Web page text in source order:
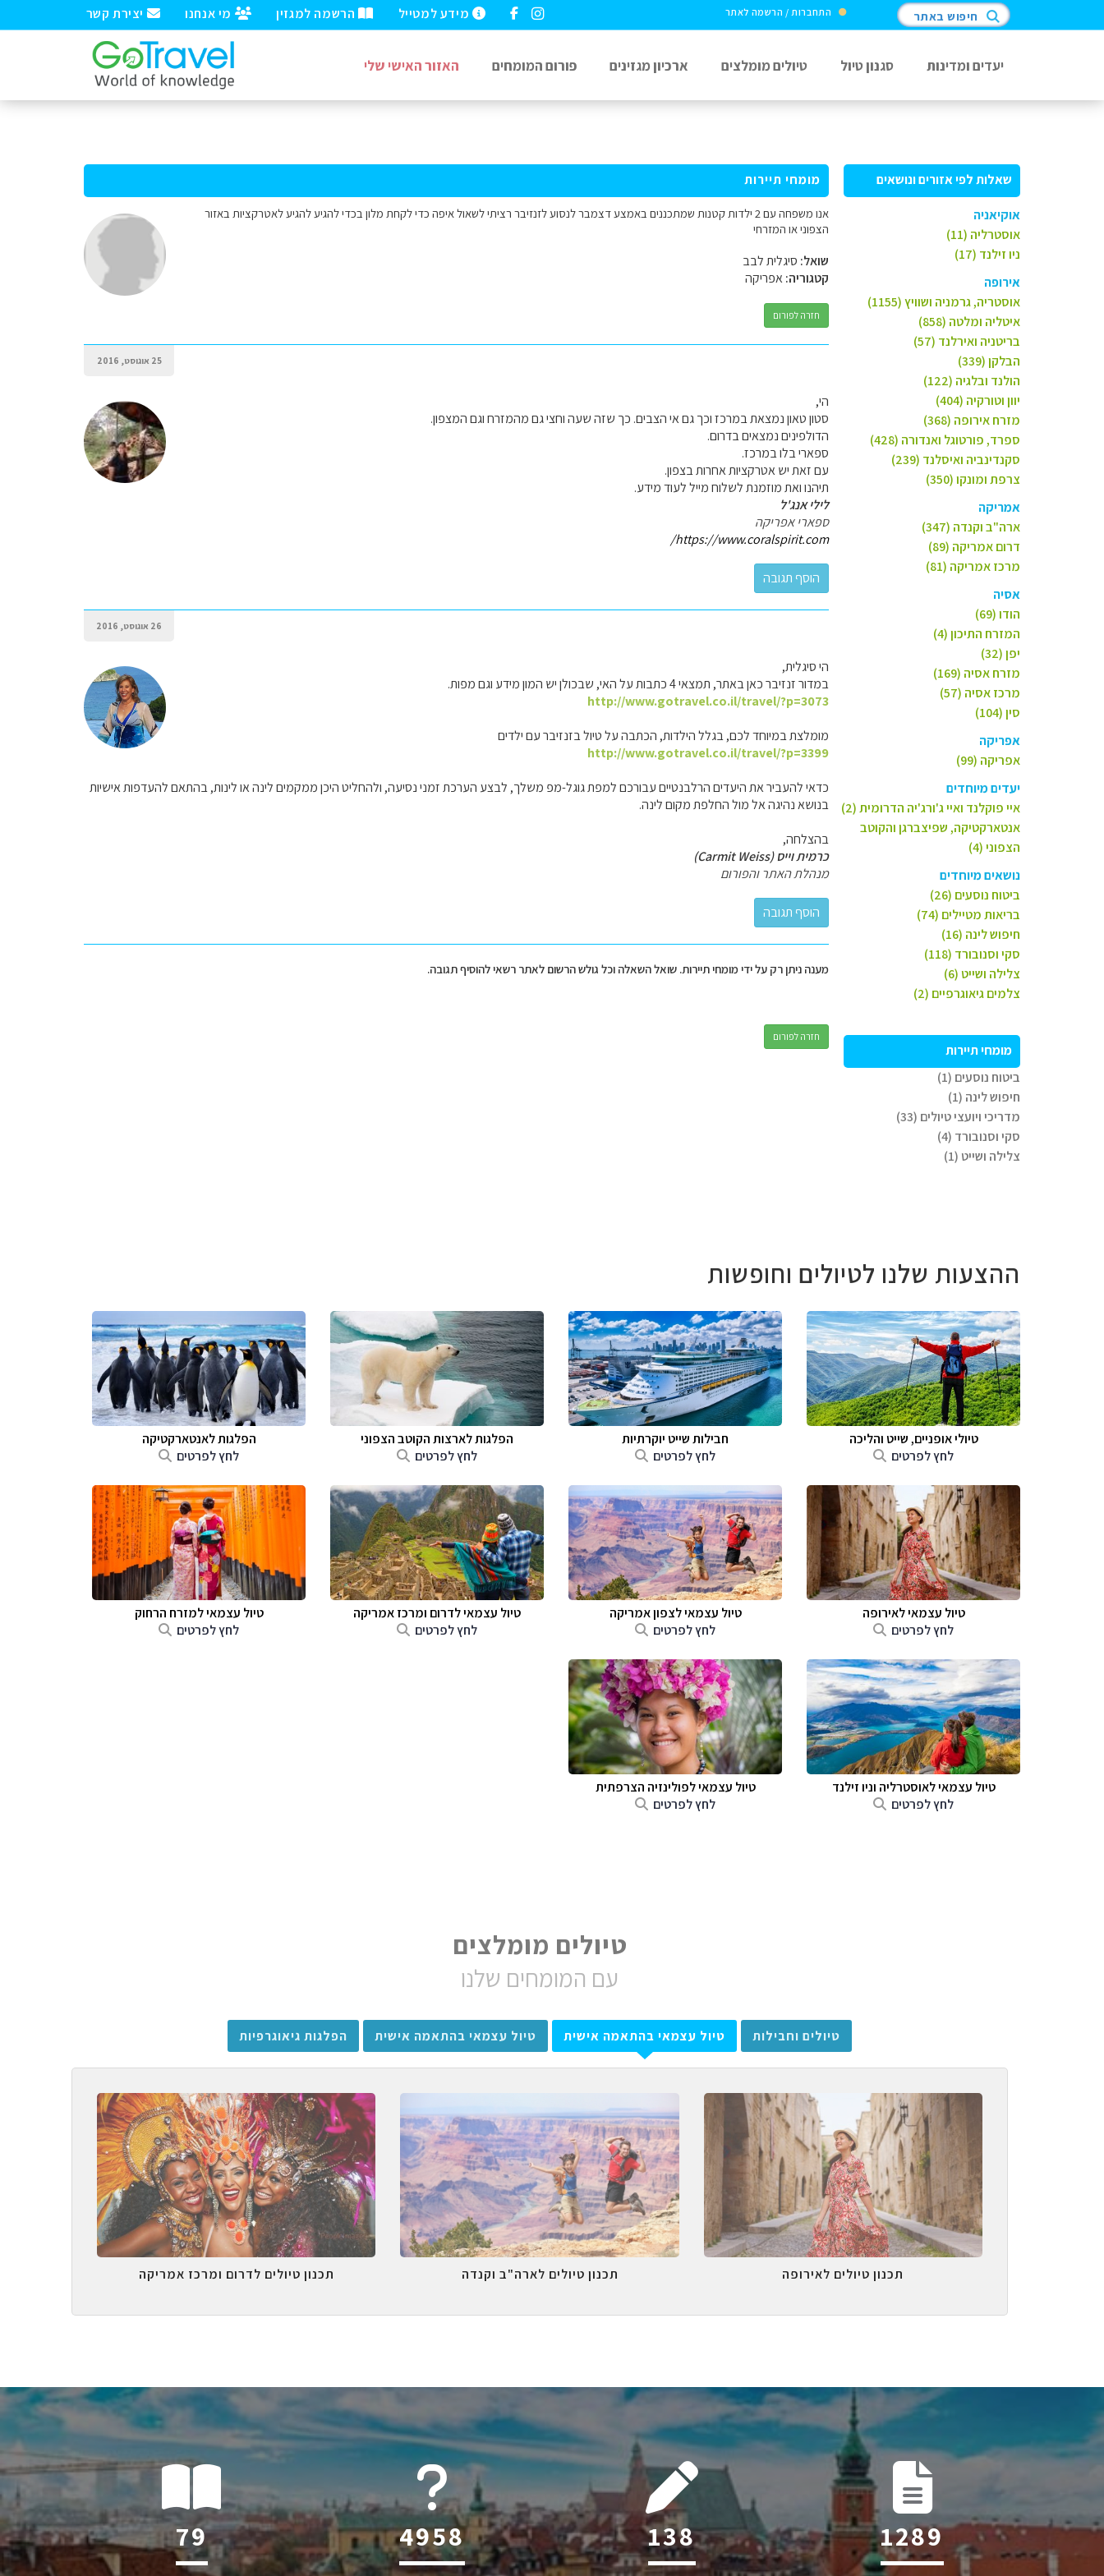
יצירת קשר מי אנחנו הרשמה למגזין מידע למטייל התחברות / הרשמה לאתר חיפוש באתר
יעדים ומדינות סגנון טיול טיולים מומלצים ארכיון מגזינים פורום המומחים האזור האישי שלי
שאלות לפי אזורים ונושאים
אוקיאניה
אוסטרליה (11)
ניו זילנד (17)
אירופה
אוסטריה, גרמניה ושוויץ (1155)
איטליה ומלטה (858)
בריטניה ואירלנד (57)
הבלקן (339)
הולנד ובלגיה (122)
יוון וטורקיה (404)
מזרח אירופה (368)
ספרד, פורטוגל ואנדורה (428)
סקנדינביה ואיסלנד (239)
צרפת ומונקו (350)
אמריקה
ארה"ב וקנדה (347)
דרום אמריקה (89)
מרכז אמריקה (81)
אסיה
הודו (69)
המזרח התיכון (4)
יפן (32)
מזרח אסיה (169)
מרכז אסיה (57)
סין (104)
אפריקה
אפריקה (99)
יעדים מיוחדים
איי פוקלנד ואיי ג'ורג'יה הדרומית (2)
אנטארקטיקה, שפיצברגן והקוטב
הצפוני (4)
נושאים מיוחדים
ביטוח נוסעים (26)
בריאות מטיילים (74)
חיפוש לינה (16)
סקי וסנובורד (118)
צלילה ושייט (6)
צלמים גיאוגרפיים (2)
מומחי תיירות
ביטוח נוסעים (1)
חיפוש לינה (1)
מדריכי ויועצי טיולים (33)
סקי וסנובורד (4)
צלילה ושייט (1)
מומחי תיירות
אנו משפחה עם 2 ילדות קטנות שמתכננים באמצע דצמבר לנסוע לזנזיבר רציתי לשאול איפה כדי לקחת מלון בכדי להגיע להגיע לאטרקציות באזור
הצפוני או המזרחי
שואל: סיגלית לבב
קטגוריה:אפריקה
חזרה לפורום
25 אוגוסט, 2016
הי,
סטון טאון נמצאת במרכז וכך גם אי הצבים. כך שזה שעה וחצי גם מהמזרח וגם המצפון.
הדולפינים נמצאים בדרום.
ספארי בלו במרכז.
עם זאת יש אטרקציות אחרות בצפון.
תיהנו ואת מוזמנת לשלוח מייל לעוד מידע.
לילי אנג'ל
ספארי אפריקה
https://www.coralspirit.com/
26 אוגוסט, 2016
הי סיגלית,
במדור זנזיבר כאן באתר, תמצאי 4 כתבות על האי, שבכולן יש המון מידע וגם מפות.
http://www.gotravel.co.il/travel/?p=3073
מומלצת במיוחד לכם, בגלל הילדות, הכתבה על טיול בזנזיבר עם ילדים
http://www.gotravel.co.il/travel/?p=3399
כדאי להעביר את היעדים הרלבנטיים עבורכם למפת גוגל-מפ משלך, לבצע הערכת זמני נסיעה, ולהחליט היכן ממקמים לינה או לינות, בהתאם להעדפות אישיות
בנושא נהיגה אל מול החלפת מקום לינה.
בהצלחה,
כרמית וייס (Carmit Weiss)
מנהלת האתר והפורום
מענה ניתן רק על ידי מומחי תיירות. שואל השאלה וכל גולש הרשום לאתר רשאי להוסיף תגובה.
חזרה לפורום
ההצעות שלנו לטיולים וחופשות
טיולי אופניים, שייט והליכה
לחץ לפרטים
חבילות שייט יוקרתיות
לחץ לפרטים
הפלגות לארצות הקוטב הצפוני
לחץ לפרטים
הפלגות לאנטארקטיקה
לחץ לפרטים
טיול עצמאי לאירופה
לחץ לפרטים
טיול עצמאי לצפון אמריקה
לחץ לפרטים
טיול עצמאי לדרום ומרכז אמריקה
לחץ לפרטים
טיול עצמאי למזרח הרחוק
לחץ לפרטים
טיול עצמאי לאוסטרליה וניו זילנד
לחץ לפרטים
טיול עצמאי לפולינזיה הצרפתית
לחץ לפרטים
טיולים מומלצים
עם המומחים שלנו
טיולים וחבילות טיול עצמאי בהתאמה אישית טיול עצמאי בהתאמה אישית הפלגות גיאוגרפיות
תכנון טיולים לאירופה תכנון טיולים לארה"ב וקנדה תכנון טיולים לדרום ומרכז אמריקה
124 6045 218 2025